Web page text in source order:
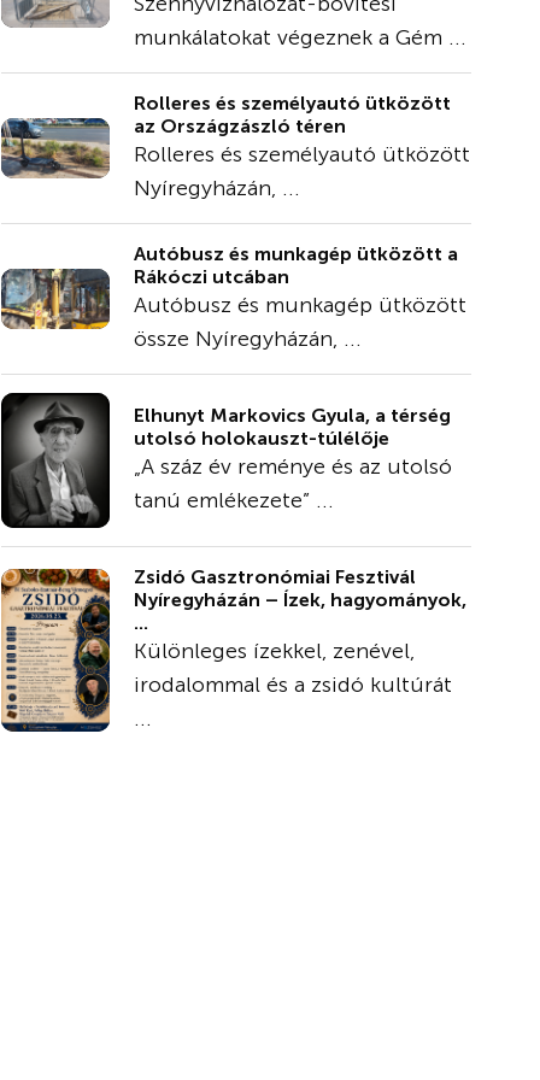
munkálatokat végeznek a Gém ...
Rolleres és személyautó ütközött
az Országzászló téren
Rolleres és személyautó ütközött
Nyíregyházán, ...
Autóbusz és munkagép ütközött a
Rákóczi utcában
Autóbusz és munkagép ütközött
össze Nyíregyházán, ...
Elhunyt Markovics Gyula, a térség
utolsó holokauszt-túlélője
„A száz év reménye és az utolsó
tanú emlékezete” ...
Zsidó Gasztronómiai Fesztivál
Nyíregyházán – Ízek, hagyományok,
...
Különleges ízekkel, zenével,
irodalommal és a zsidó kultúrát
...